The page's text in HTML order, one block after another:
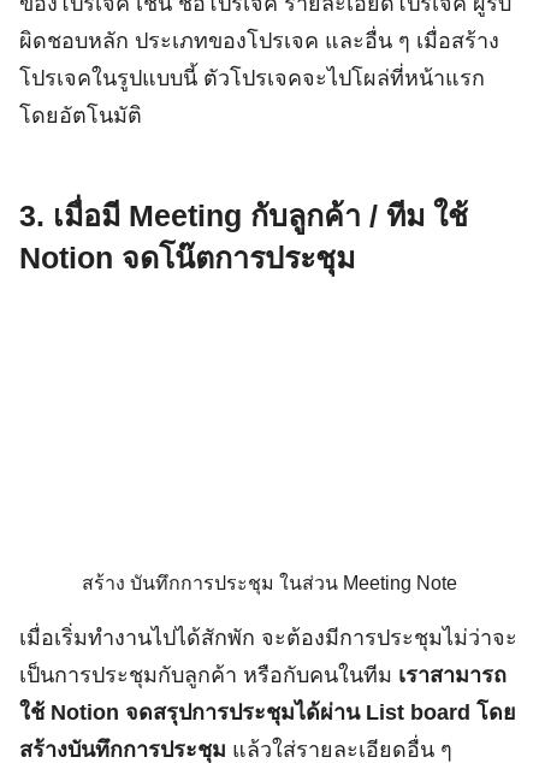
ผิดชอบหลัก ประเภทของโปรเจค และอื่น ๆ เมื่อสร้าง
โปรเจคในรูปแบบนี้ ตัวโปรเจคจะไปโผล่ที่หน้าแรก
โดยอัตโนมัติ
3. เมื่อมี Meeting กับลูกค้า / ทีม ใช้
Notion จดโน๊ตการประชุม
สร้าง บันทึกการประชุม ในส่วน Meeting Note
เมื่อเริ่มทำงานไปได้สักพัก จะต้องมีการประชุมไม่ว่าจะ
เป็นการประชุมกับลูกค้า หรือกับคนในทีม เราสามารถ
ใช้ Notion จดสรุปการประชุมได้ผ่าน List board โดย
สร้างบันทึกการประชุม แล้วใส่รายละเอียดอื่น ๆ